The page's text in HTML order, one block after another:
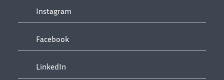
Instagram
Facebook
LinkedIn